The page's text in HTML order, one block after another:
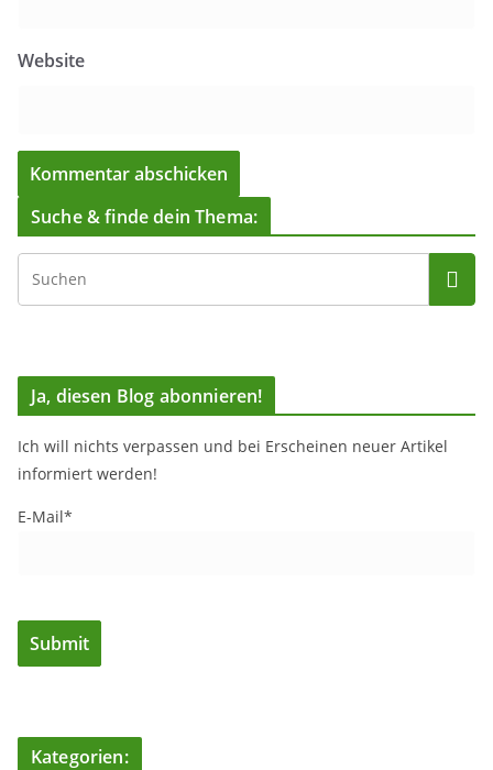
Website
Suche & finde dein Thema:
Ja, diesen Blog abonnieren!
Ich will nichts verpassen und bei Erscheinen neuer Artikel
informiert werden!
E-Mail*
Kategorien: